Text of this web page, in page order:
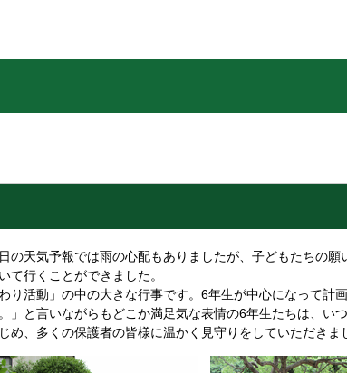
の天気予報では雨の心配もありましたが、子どもたちの
て行くことができました。
り活動」の中の大きな行事です。6年生が中心になって計
と言いながらもどこか満足気な表情の6年生たちは、い
め、多くの保護者の皆様に温かく見守りをしていただきま